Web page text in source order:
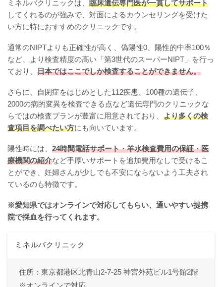
ミネルバクリニックは、 臨床遺伝専門医が一貫してサポート
してくれるのが強みで、対面によるカウンセリングを受けた
い方に特におすすめのクリニックです。
通常のNIPTよりも正確性が高く、偽陽性0、陽性的中率100％
など、より検査精度の高い「第3世代のスーパーNIPT」を行っ
ており、 日本ではここでしか検査することができません。
さらに、自閉症をはじめとした112疾患、100種の遺伝子、
2000の病的変異を検査できる点など遺伝専門のクリニックな
らではの検査プランが豊富に用意されており、 より多くの検
査項目を調べたい方にも向いています。
陽性時には、 24時間電話サポート・羊水検査費用の保証・医
療機関の紹介など手厚いサポートを追加費用なしで受けるこ
とができ、妊婦さんが少しでも不安にならないよう工夫され
ているのも特徴です。
※愛知県ではオンラインで対応してもらい、通いやすい提携
院で採血を行ってくれます。
ミネルバクリニック
住所：東京都港区北青山2-7-25 神宮外苑ビル1号館2階
※オンラインで対応